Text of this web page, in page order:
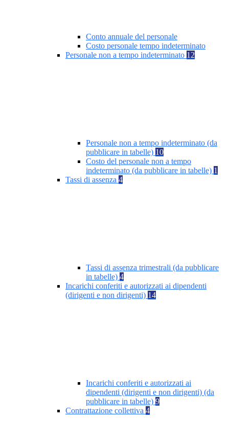
Conto annuale del personale
Costo personale tempo indeterminato
Personale non a tempo indeterminato 12
Personale non a tempo indeterminato (da
pubblicare in tabelle) 10
Costo del personale non a tempo
indeterminato (da pubblicare in tabelle) 1
Tassi di assenza 4
Tassi di assenza trimestrali (da pubblicare
in tabelle) 4
Incarichi conferiti e autorizzati ai dipendenti
(dirigenti e non dirigenti) 14
Incarichi conferiti e autorizzati ai
dipendenti (dirigenti e non dirigenti) (da
pubblicare in tabelle) 9
Contrattazione collettiva 4